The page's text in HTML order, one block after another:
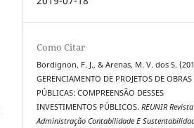
Como Citar
Bordignon, F. J., & Arenas, M. V. dos S.
GERENCIAMENTO DE PROJETOS DE OBRAS
PÚBLICAS: COMPREENSÃO DESSES
INVESTIMENTOS PÚBLICOS.REUNIR
Administração Contabilidade E